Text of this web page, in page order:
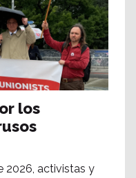
los
2026, activistas y